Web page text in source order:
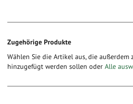
Zugehörige Produkte
Wählen Sie die Artikel aus, die außerdem
hinzugefügt werden sollen oder Alle